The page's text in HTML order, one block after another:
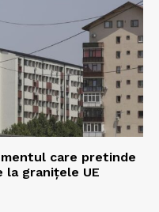
care pretinde
granițele UE